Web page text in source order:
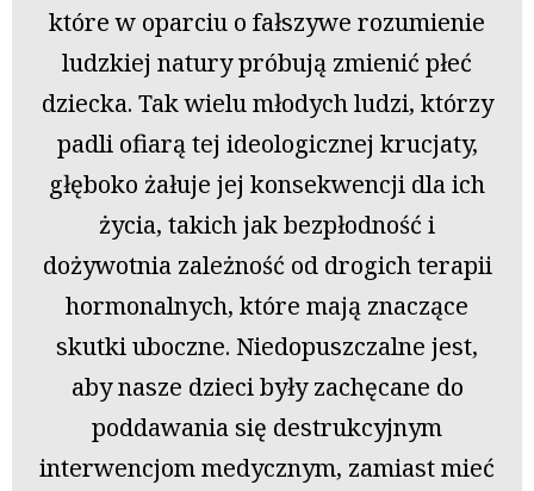
które w oparciu o fałszywe rozumienie
ludzkiej natury próbują zmienić płeć
dziecka. Tak wielu młodych ludzi, którzy
padli ofiarą tej ideologicznej krucjaty,
głęboko żałuje jej konsekwencji dla ich
życia, takich jak bezpłodność i
dożywotnia zależność od drogich terapii
hormonalnych, które mają znaczące
skutki uboczne. Niedopuszczalne jest,
aby nasze dzieci były zachęcane do
poddawania się destrukcyjnym
interwencjom medycznym, zamiast mieć